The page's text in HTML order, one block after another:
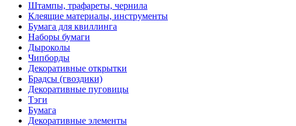
Штампы, трафареты, чернила
Клеящие материалы, инструменты
Бумага для квиллинга
Наборы бумаги
Дыроколы
Чипборды
Декоративные открытки
Брадсы (гвоздики)
Декоративные пуговицы
Тэги
Бумага
Декоративные элементы